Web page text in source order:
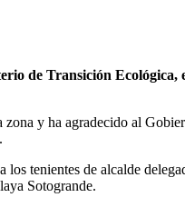
de Transición
y ha agradecido al
tenientes de alcalde
Sotogrande.